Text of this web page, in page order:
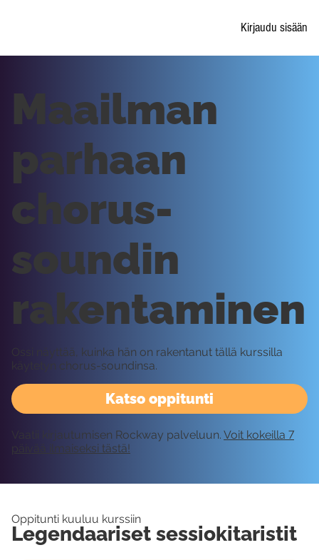
Kirjaudu sisään
Katso oppitunti
Maailman
parhaan
chorus-
soundin
rakentaminen
Ossi näyttää, kuinka hän on rakentanut tällä kurssilla
käytetyn chorus-soundinsa.
Vaatii kirjautumisen Rockway palveluun. Voit kokeilla 7
päivää ilmaiseksi tästä!
Oppitunti kuuluu kurssiin
Legendaariset sessiokitaristit